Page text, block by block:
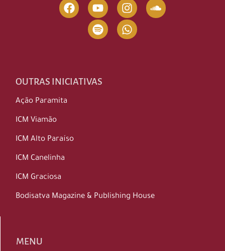
OUTRAS INICIATIVAS
Ação Paramita
ICM Viamão
ICM Alto Paraíso
ICM Canelinha
ICM Graciosa
Bodisatva Magazine & Publishing House
MENU